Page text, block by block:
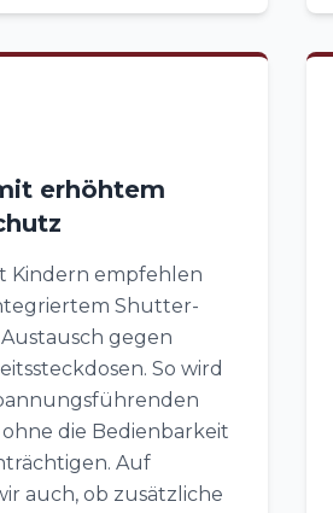
erhöhtem
Kindern empfehlen
Shutter-
gegen
So wird
die Bedienbarkeit
Auf
auch, ob zusätzliche